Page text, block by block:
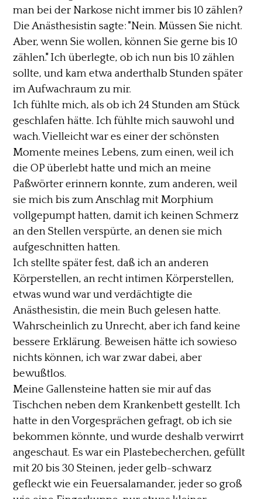
man bei der Narkose nicht immer bis 10 zählen?
Die Anästhesistin sagte: "Nein. Müssen Sie nicht.
Aber, wenn Sie wollen, können Sie gerne bis 10
zählen." Ich überlegte, ob ich nun bis 10 zählen
sollte, und kam etwa anderthalb Stunden später
im Aufwachraum zu mir.
Ich fühlte mich, als ob ich 24 Stunden am Stück
geschlafen hätte. Ich fühlte mich sauwohl und
wach. Vielleicht war es einer der schönsten
Momente meines Lebens, zum einen, weil ich
die OP überlebt hatte und mich an meine
Paßwörter erinnern konnte, zum anderen, weil
sie mich bis zum Anschlag mit Morphium
vollgepumpt hatten, damit ich keinen Schmerz
an den Stellen verspürte, an denen sie mich
aufgeschnitten hatten.
Ich stellte später fest, daß ich an anderen
Körperstellen, an recht intimen Körperstellen,
etwas wund war und verdächtigte die
Anästhesistin, die mein Buch gelesen hatte.
Wahrscheinlich zu Unrecht, aber ich fand keine
bessere Erklärung. Beweisen hätte ich sowieso
nichts können, ich war zwar dabei, aber
bewußtlos.
Meine Gallensteine hatten sie mir auf das
Tischchen neben dem Krankenbett gestellt. Ich
hatte in den Vorgesprächen gefragt, ob ich sie
bekommen könnte, und wurde deshalb verwirrt
angeschaut. Es war ein Plastebecherchen, gefüllt
mit 20 bis 30 Steinen, jeder gelb-schwarz
gefleckt wie ein Feuersalamander, jeder so groß